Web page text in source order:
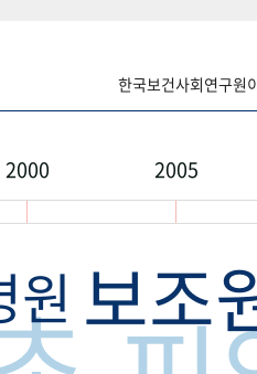
한국보건사회연구원
2000 2005
보조
원